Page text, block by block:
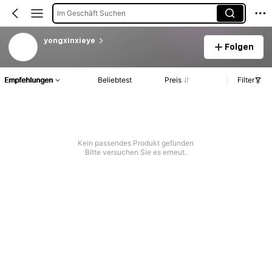
Im Geschäft Suchen
yongxinxieye
Folgen
Empfehlungen Beliebtest Preis Filter
Kein passendes Produkt gefunden
Bitte versuchen Sie es erneut.